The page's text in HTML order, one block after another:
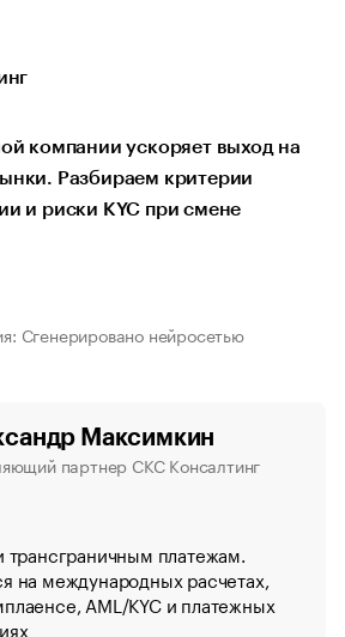
компании ускоряет выход на
Разбираем критерии
и риски KYC при смене
Сгенерировано нейросетью
Максимкин
партнер СКС Консалтинг
платежам.
на международных расчетах,
AML/KYC и платежных